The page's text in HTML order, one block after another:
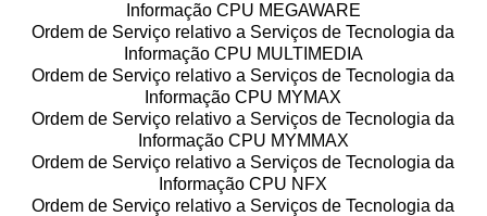
Informação CPU MEGAWARE
Ordem de Serviço relativo a Serviços de Tecnologia da
Informação CPU MULTIMEDIA
Ordem de Serviço relativo a Serviços de Tecnologia da
Informação CPU MYMAX
Ordem de Serviço relativo a Serviços de Tecnologia da
Informação CPU MYMMAX
Ordem de Serviço relativo a Serviços de Tecnologia da
Informação CPU NFX
Ordem de Serviço relativo a Serviços de Tecnologia da